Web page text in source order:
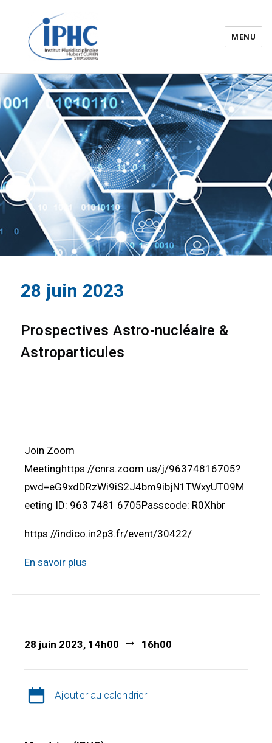
Institut pluridisciplinaire Hubert
Curien – IPHC
MENU
28 juin 2023
Prospectives Astro-nucléaire &
Astroparticules
Join Zoom
Meetinghttps://cnrs.zoom.us/j/96374816705?
pwd=eG9xdDRzWi9iS2J4bm9ibjN1TWxyUT09M
eeting ID: 963 7481 6705Passcode: R0Xhbr
https://indico.in2p3.fr/event/30422/
En savoir plus
28 juin 2023, 14h00 16h00
Ajouter au calendrier